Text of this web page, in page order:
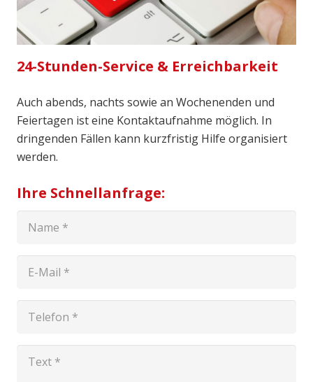
24-Stunden-Service & Erreichbarkeit
Auch abends, nachts sowie an Wochenenden und
Feiertagen ist eine Kontaktaufnahme möglich. In
dringenden Fällen kann kurzfristig Hilfe organisiert
werden.
Ihre Schnellanfrage: